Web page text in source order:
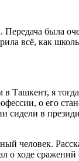
была
всё, как
Ташкент, я
о его
сидели в
человек.
о ходе сражений